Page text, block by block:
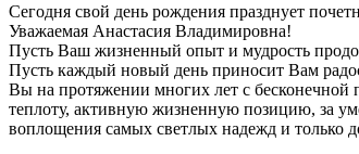
Сегодня свой день рождения празднует
Уважаемая Анастасия Владимировна!
Пусть Ваш жизненный опыт и мудрость
Пусть каждый новый день приносит Вам
Вы на протяжении многих лет с
теплоту, активную жизненную позицию, за
воплощения самых светлых надежд и только